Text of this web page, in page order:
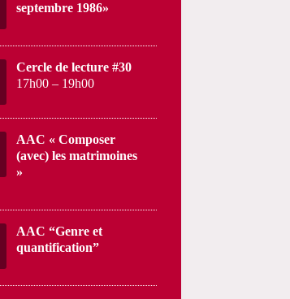
septembre 1986»
Cercle de lecture #30
17h00 – 19h00
AAC « Composer
(avec) les matrimoines
»
AAC “Genre et
quantification”